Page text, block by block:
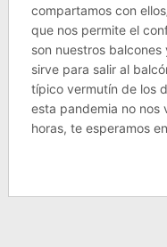
compartamos con
que nos permite el
son nuestros
sirve para salir al
típico vermutín de los
esta pandemia no nos
horas, te esperamos